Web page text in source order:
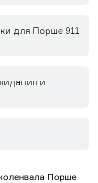
для Порше 911
и
Порше